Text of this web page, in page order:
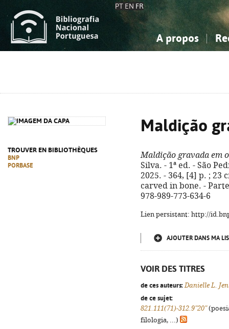
PT EN FR
A propos
TROUVER EN BIBLIOTHÈQUES
BNP
PORBASE
Maldição
Maldição gravada em
Silva. - 1ª ed. - São
2025. - 364, [4] p. ; 23
carved in bone. -
978-989-773-634-6
Lien persistant: http://
AJOUTER DANS MA
VOIR DES TITRES
de ces auteurs: Danielle L.
de ce sujet:
821.111(71)-312.9"20"
filologia, ...)